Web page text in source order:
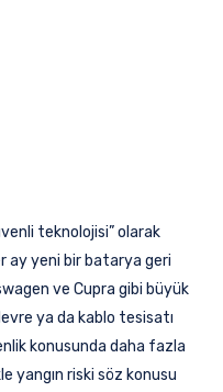
teknolojisi” olarak
ay yeni bir batarya geri
ve Cupra gibi büyük
ya da kablo tesisatı
konusunda daha fazla
yangın riski söz konusu